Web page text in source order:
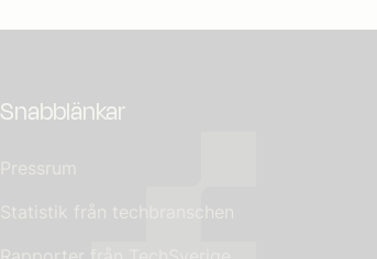
Snabblänkar
Pressrum
Statistik från techbranschen